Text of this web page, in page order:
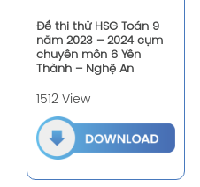
Đề thi thử HSG Toán 9
năm 2023 – 2024 cụm
chuyên môn 6 Yên
Thành – Nghệ An
1512 View